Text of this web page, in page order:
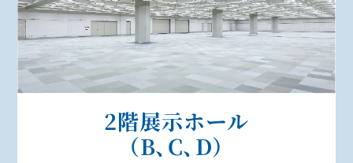
2階展示ホール
（B、C、D）